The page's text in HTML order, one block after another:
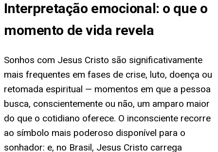
Interpretação emocional: o que o
momento de vida revela
Sonhos com Jesus Cristo são significativamente
mais frequentes em fases de crise, luto, doença ou
retomada espiritual — momentos em que a pessoa
busca, conscientemente ou não, um amparo maior
do que o cotidiano oferece. O inconsciente recorre
ao símbolo mais poderoso disponível para o
sonhador: e, no Brasil, Jesus Cristo carrega